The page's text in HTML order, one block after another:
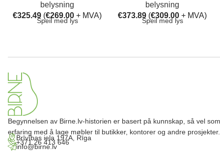
belysning
€325.49 (€269.00 + MVA)
Speil med lys
belysning
€373.89 (€309.00 + MVA)
Speil med lys
Begynnelsen av Birne.lv-historien er basert på kunnskap, så vel som
erfaring med å lage møbler til butikker, kontorer og andre prosjekter.
Brīvības iela 197A, Rīga
+371 26 413 646
info@birne.lv